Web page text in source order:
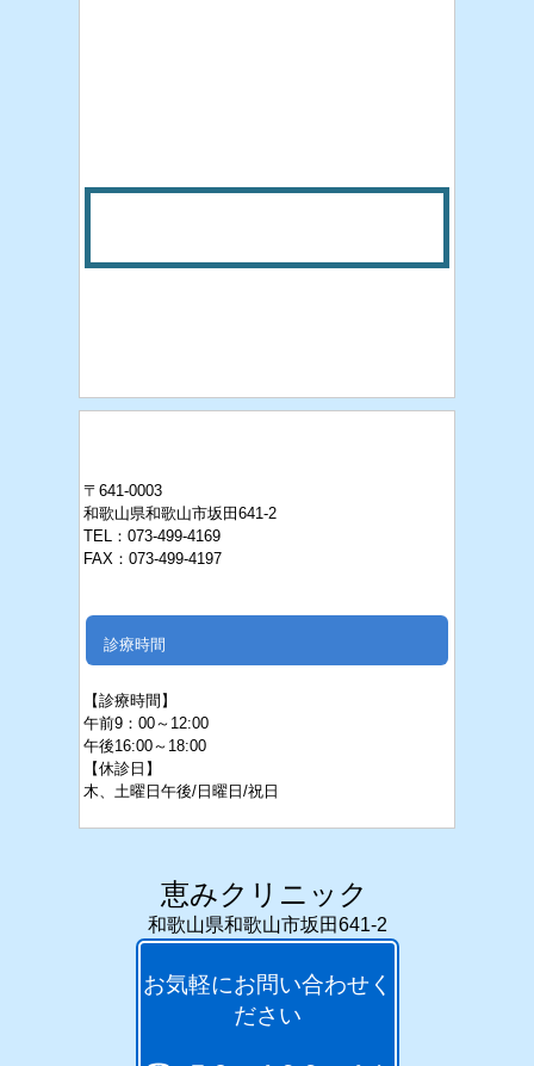
〒641-0003
和歌山県和歌山市坂田641-2
TEL：073-499-4169
FAX：073-499-4197
診療時間
【診療時間】
午前9：00～12:00
午後16:00～18:00
【休診日】
木、 土曜日午後/日曜日/祝日
恵みクリニック
和歌山県和歌山市坂田641-2
お気軽にお問い合わせく
ださい